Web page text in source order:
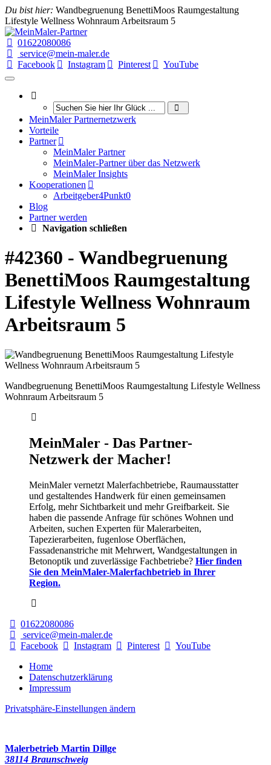
Du bist hier: Wandbegruenung BenettiMoos Raumgestaltung
Lifestyle Wellness Wohnraum Arbeitsraum 5
01622080086
service@mein-maler.de
Facebook
Instagram Pinterest YouTube
MeinMaler Partnernetzwerk
Vorteile
Partner
MeinMaler Partner
MeinMaler-Partner über das Netzwerk
MeinMaler Insights
Kooperationen
Arbeitgeber4Punkt0
Blog
Partner werden
Navigation schließen
#42360 - Wandbegruenung
BenettiMoos Raumgestaltung
Lifestyle Wellness Wohnraum
Arbeitsraum 5
Wandbegruenung BenettiMoos Raumgestaltung Lifestyle Wellness
Wohnraum Arbeitsraum 5
MeinMaler - Das Partner-
Netzwerk der Macher!
MeinMaler vernetzt Malerfachbetriebe, Raumausstatter
und gestaltendes Handwerk für einen gemeinsamen
Erfolg, mehr Sichtbarkeit und mehr Greifbarkeit. Sie
haben die passende Anfrage für schönes Wohnen und
Arbeiten, suchen Experten für Malerarbeiten,
Tapezierarbeiten, fugenlose Oberflächen,
Fassadenanstriche mit Mehrwert, Wandgestaltungen in
Betonoptik und zuverlässige Fachbetriebe? Hier finden
Sie den MeinMaler-Malerfachbetrieb in Ihrer
Region.
01622080086
service@mein-maler.de
Facebook
Instagram Pinterest
YouTube
Home
Datenschutzerklärung
Impressum
Privatsphäre-Einstellungen ändern
Malerbetrieb Martin Dillge
38114 Braunschweig